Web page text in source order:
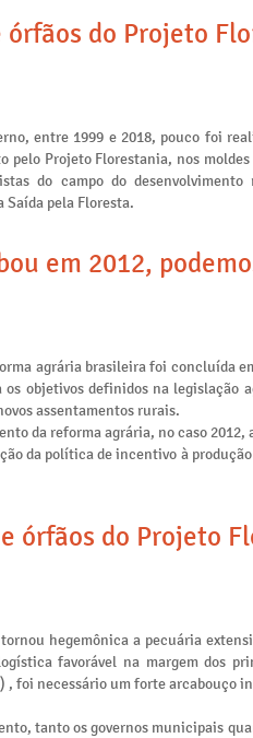
do Projeto
entre 1999 e 2018, pouco foi
pelo Projeto Florestania, nos
do campo do
pela Floresta.
em 2012,
agrária brasileira foi concluída
os objetivos definidos na legislação
assentamentos rurais.
da reforma agrária, no caso
da política de incentivo à
órfãos do Projeto
hegemônica a pecuária
favorável na margem dos
, foi necessário um forte arcabouço
tanto os governos municipais